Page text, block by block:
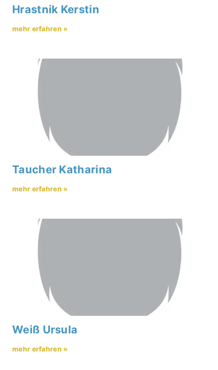
Hrastnik Kerstin
mehr erfahren »
Taucher Katharina
mehr erfahren »
Weiß Ursula
mehr erfahren »